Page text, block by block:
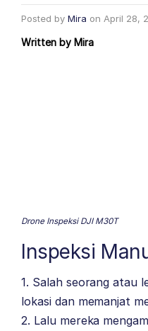
Posted by Mira on April 28,
Written by Mira
Drone Inspeksi DJI M30T
Inspeksi
1. Salah seorang atau
lokasi dan memanjat
2. Lalu mereka